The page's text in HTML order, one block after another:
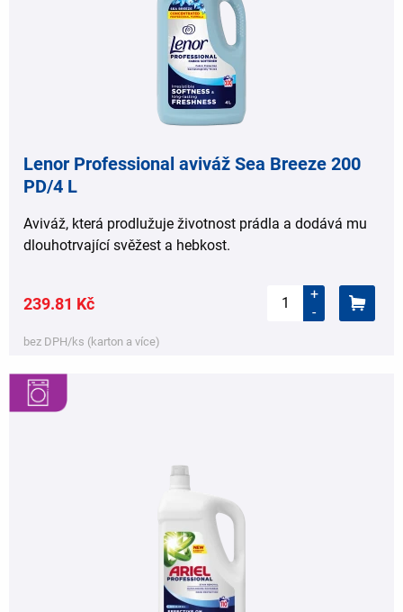
Lenor Professional aviváž Sea Breeze 200
PD/4 L
Aviváž, která prodlužuje životnost prádla a dodává mu
dlouhotrvající svěžest a hebkost.
239.81 Kč
+
-
bez DPH/ks (karton a více)